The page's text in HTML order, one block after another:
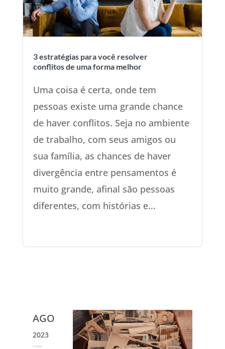
3 estratégias para você resolver
conflitos de uma forma melhor
Uma coisa é certa, onde tem
pessoas existe uma grande chance
de haver conflitos. Seja no ambiente
de trabalho, com seus amigos ou
sua família, as chances de haver
divergência entre pensamentos é
muito grande, afinal são pessoas
diferentes, com histórias e...
AGO
2023